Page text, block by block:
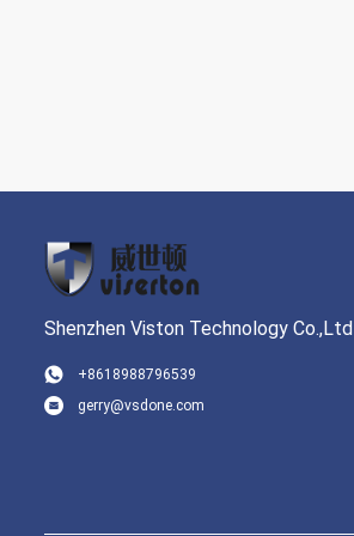
Shenzhen Viston Technology Co.,Ltd
+8618988796539
gerry@vsdone.com